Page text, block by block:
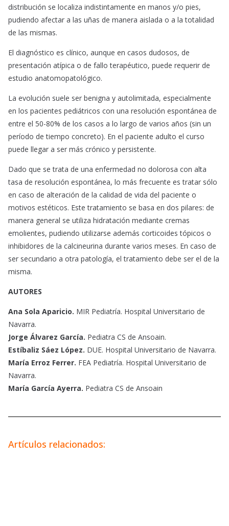
distribución se localiza indistintamente en manos y/o pies,
pudiendo afectar a las uñas de manera aislada o a la totalidad
de las mismas.
El diagnóstico es clínico, aunque en casos dudosos, de
presentación atípica o de fallo terapéutico, puede requerir de
estudio anatomopatológico.
La evolución suele ser benigna y autolimitada, especialmente
en los pacientes pediátricos con una resolución espontánea de
entre el 50-80% de los casos a lo largo de varios años (sin un
período de tiempo concreto). En el paciente adulto el curso
puede llegar a ser más crónico y persistente.
Dado que se trata de una enfermedad no dolorosa con alta
tasa de resolución espontánea, lo más frecuente es tratar sólo
en caso de alteración de la calidad de vida del paciente o
motivos estéticos. Este tratamiento se basa en dos pilares: de
manera general se utiliza hidratación mediante cremas
emolientes, pudiendo utilizarse además corticoides tópicos o
inhibidores de la calcineurina durante varios meses. En caso de
ser secundario a otra patología, el tratamiento debe ser el de la
misma.
AUTORES
Ana Sola Aparicio. MIR Pediatría. Hospital Universitario de
Navarra.
Jorge Álvarez García. Pediatra CS de Ansoain.
Estíbaliz Sáez López. DUE. Hospital Universitario de Navarra.
María Erroz Ferrer. FEA Pediatría. Hospital Universitario de
Navarra.
María García Ayerra. Pediatra CS de Ansoain
Artículos relacionados: